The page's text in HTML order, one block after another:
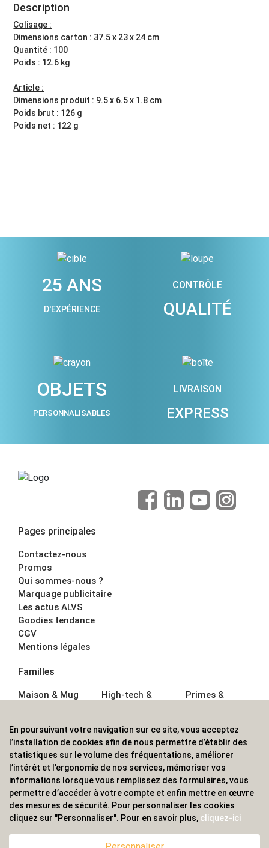
Description
Colisage :
Dimensions carton : 37.5 x 23 x 24 cm
Quantité : 100
Poids : 12.6 kg
Article :
Dimensions produit : 9.5 x 6.5 x 1.8 cm
Poids brut : 126 g
Poids net : 122 g
25 ANS
D'EXPÉRIENCE
CONTRÔLE
QUALITÉ
OBJETS
PERSONNALISABLES
LIVRAISON
EXPRESS
Pages principales
Contactez-nous
Promos
Qui sommes-nous ?
Marquage publicitaire
Les actus ALVS
Goodies tendance
CGV
Mentions légales
Familles
Maison & Mug
Écriture
Bagagerie sacs
High-tech &
Sport &
Outdoor
Enfant
Primes &
Boisson
Textile &
Casquette
Accessoires de
ALVS, fournisseur d'objets publicitaires, pour les
professionnels. Une implantation nationale, une
couverture internationale.
En poursuivant votre navigation sur ce site, vous acceptez
l’installation de cookies afin de nous permettre d’établir des
statistiques sur le volume des fréquentations, améliorer
l’intérêt et l’ergonomie de nos services, mémoriser vos
informations lorsque vous remplissez des formulaires, vous
permettre d’accéder à votre compte et enfin mettre en œuvre
des mesures de sécurité. Pour personnaliser les cookies
cliquez sur "Personnaliser". Pour en savoir plus, cliquez-ici